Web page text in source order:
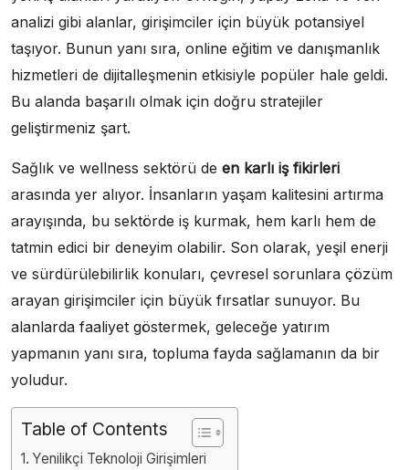
analizi gibi alanlar, girişimciler için büyük potansiyel
taşıyor. Bunun yanı sıra, online eğitim ve danışmanlık
hizmetleri de dijitalleşmenin etkisiyle popüler hale geldi.
Bu alanda başarılı olmak için doğru stratejiler
geliştirmeniz şart.
Sağlık ve wellness sektörü de en karlı iş fikirleri
arasında yer alıyor. İnsanların yaşam kalitesini artırma
arayışında, bu sektörde iş kurmak, hem karlı hem de
tatmin edici bir deneyim olabilir. Son olarak, yeşil enerji
ve sürdürülebilirlik konuları, çevresel sorunlara çözüm
arayan girişimciler için büyük fırsatlar sunuyor. Bu
alanlarda faaliyet göstermek, geleceğe yatırım
yapmanın yanı sıra, topluma fayda sağlamanın da bir
yoludur.
Table of Contents
Yenilikçi Teknoloji Girişimleri